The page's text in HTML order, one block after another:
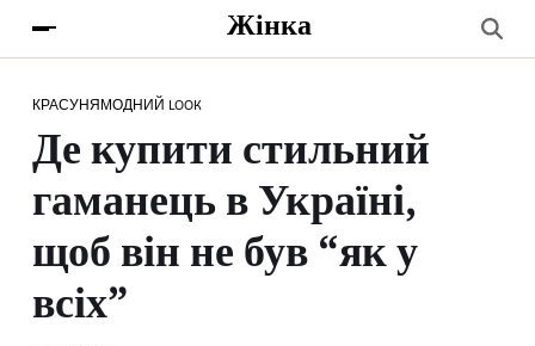
Жінка
КРАСУНЯ МОДНИЙ LOOK
Де купити стильний
гаманець в Україні,
щоб він не був “як у
всіх”